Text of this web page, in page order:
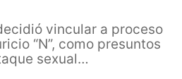
vincular a proceso
“N”, como presuntos
sexual…